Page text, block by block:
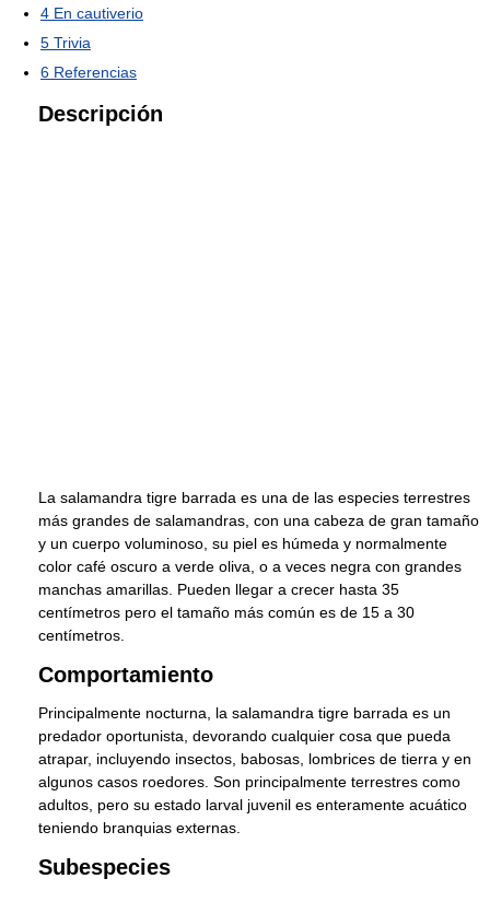
4 En cautiverio
5 Trivia
6 Referencias
Descripción
La salamandra tigre barrada es una de las especies terrestres
más grandes de salamandras, con una cabeza de gran tamaño
y un cuerpo voluminoso, su piel es húmeda y normalmente
color café oscuro a verde oliva, o a veces negra con grandes
manchas amarillas. Pueden llegar a crecer hasta 35
centímetros pero el tamaño más común es de 15 a 30
centímetros.
Comportamiento
Principalmente nocturna, la salamandra tigre barrada es un
predador oportunista, devorando cualquier cosa que pueda
atrapar, incluyendo insectos, babosas, lombrices de tierra y en
algunos casos roedores. Son principalmente terrestres como
adultos, pero su estado larval juvenil es enteramente acuático
teniendo branquias externas.
Subespecies